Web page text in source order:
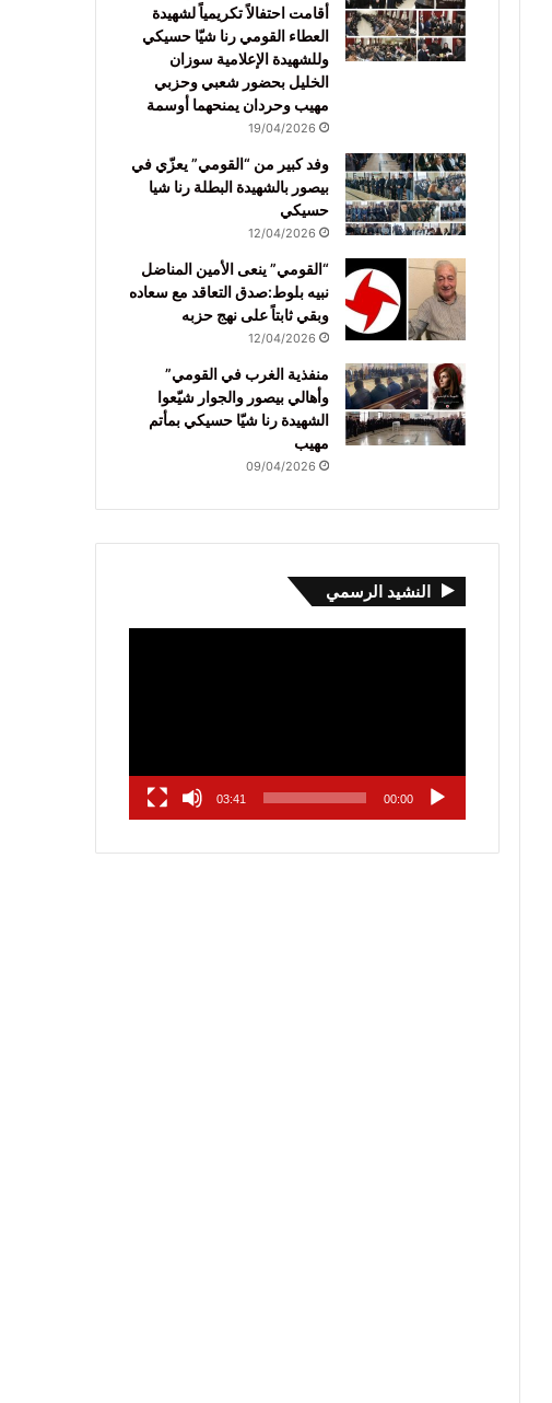
أقامت احتفالاً تكريمياً لشهيدة
العطاء القومي رنا شيّا حسيكي
وللشهيدة الإعلامية سوزان
الخليل بحضور شعبي وحزبي
مهيب وحردان يمنحهما أوسمة
19/04/2026
وفد كبير من “القومي” يعزّي في
بيصور بالشهيدة البطلة رنا شيا
حسيكي
12/04/2026
“القومي” ينعى الأمين المناضل
نبيه بلوط:صدق التعاقد مع سعاده
وبقي ثابتاً على نهج حزبه
12/04/2026
منفذية الغرب في القومي”
وأهالي بيصور والجوار شيّعوا
الشهيدة رنا شيّا حسيكي بمأتم
مهيب
09/04/2026
النشيد الرسمي
00:00
03:41